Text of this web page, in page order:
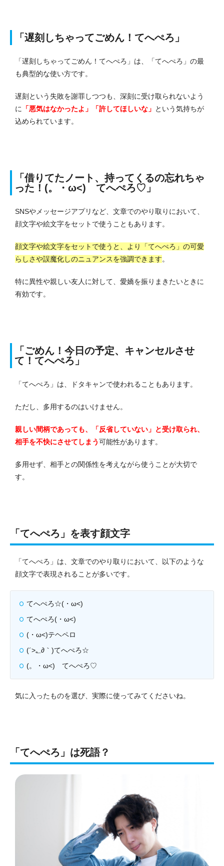
「遅刻しちゃってごめん！てへぺろ」
「遅刻しちゃってごめん！てへぺろ」は、「てへぺろ」の最
も典型的な使い方です。
遅刻という失敗を謝罪しつつも、深刻に受け取られないよう
に
「悪気はなかったよ」「許してほしいな」 という気持ちが
込められています。
「借りてたノート、持ってくるの忘れちゃ
った！(。・ω<)ゞてへぺろ♡」
SNSやメッセージアプリなど、文章でのやり取りにおいて、
顔文字や絵文字をセットで使うこともあります。
顔文字や絵文字をセットで使うと、より「てへぺろ」の可愛
らしさや誤魔化しのニュアンスを強調できます。
特に異性や親しい友人に対して、愛嬌を振りまきたいときに
有効です。
「ごめん！今日の予定、キャンセルさせ
て！てへぺろ」
「てへぺろ」は、ドタキャンで使われることもあります。
ただし、多用するのはいけません。
親しい間柄であっても、「反省していない」と受け取られ、
相手を不快にさせてしまう可能性があります。
多用せず、相手との関係性を考えながら使うことが大切で
す。
「てへぺろ」を表す顔文字
「てへぺろ」は、文章でのやり取りにおいて、以下のような
顔文字で表現されることが多いです。
てへぺろ☆(・ω<)
てへぺろ(・ω<)
(・ω<)テヘペロ
(´>؂∂｀)てへぺろ☆
(。・ω<)ゞてへぺろ♡
気に入ったものを選び、実際に使ってみてくださいね。
「てへぺろ」は死語？